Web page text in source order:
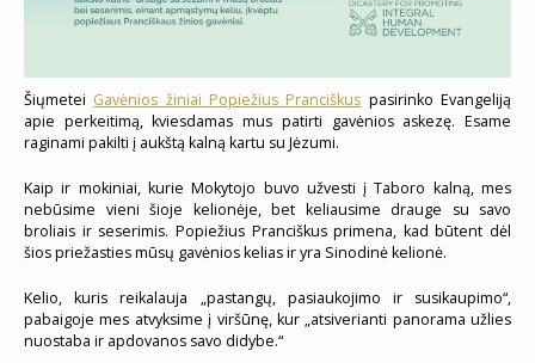
Šiųmetei Gavėnios žiniai Popiežius Pranciškus pasirinko Evangeliją
apie perkeitimą, kviesdamas mus patirti gavėnios askezę. Esame
raginami pakilti į aukštą kalną kartu su Jėzumi.
Kaip ir mokiniai, kurie Mokytojo buvo užvesti į Taboro kalną, mes
nebūsime vieni šioje kelionėje, bet keliausime drauge su savo
broliais ir seserimis. Popiežius Pranciškus primena, kad būtent dėl
šios priežasties mūsų gavėnios kelias ir yra Sinodinė kelionė.
Kelio, kuris reikalauja „pastangų, pasiaukojimo ir susikaupimo“,
pabaigoje mes atvyksime į viršūnę, kur „atsiverianti panorama užlies
nuostaba ir apdovanos savo didybe.“